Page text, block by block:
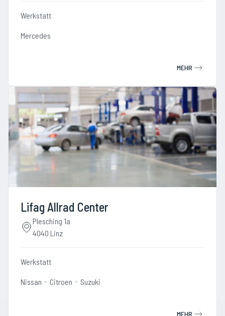
Werkstatt
Mercedes
MEHR
Lifag Allrad Center
Plesching 1a
4040 Linz
Werkstatt
Nissan Citroen Suzuki
MEHR